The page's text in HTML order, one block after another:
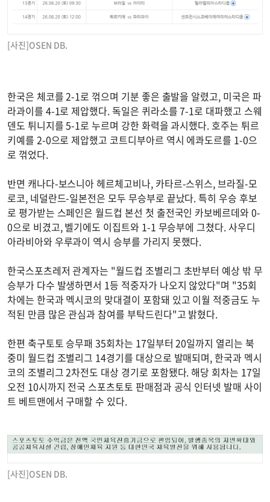
[사진]OSEN DB.
한국은 체코를 2-1로 꺾으며 기분 좋은 출발을 알렸고, 미국은 파
라과이를 4-1로 제압했다. 독일은 퀴라소를 7-1로 대파했고 스웨
덴도 튀니지를 5-1로 누르며 강한 화력을 과시했다. 호주는 튀르
키예를 2-0으로 제압했고 코트디부아르 역시 에콰도르를 1-0으
로 꺾었다.
반면 캐나다-보스니아 헤르체고비나, 카타르-스위스, 브라질-모
로코, 네덜란드-일본전은 모두 무승부로 끝났다. 특히 우승 후보
로 평가받는 스페인은 월드컵 본선 첫 출전국인 카보베르데와 0-
0으로 비겼고, 벨기에도 이집트와 1-1 무승부에 그쳤다. 사우디
아라비아와 우루과이 역시 승부를 가리지 못했다.
한국스포츠레저 관계자는 "월드컵 조별리그 초반부터 예상 밖 무
승부가 다수 발생하면서 1등 적중자가 나오지 않았다"며 "35회
차에는 한국과 멕시코의 맞대결이 포함돼 있고 이월 적중금도 누
적된 만큼 많은 관심과 참여를 부탁드린다"고 밝혔다.
한편 축구토토 승무패 35회차는 17일부터 20일까지 열리는 북
중미 월드컵 조별리그 14경기를 대상으로 발매되며, 한국과 멕시
코의 조별리그 2차전도 대상 경기로 포함됐다. 해당 회차는 17일
오전 10시까지 전국 스포츠토토 판매점과 공식 인터넷 발매 사이
트 베트맨에서 구매할 수 있다.
[사진]OSEN DB.